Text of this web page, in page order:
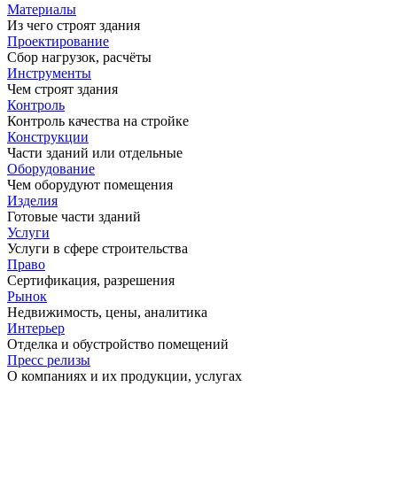
Материалы
Из чего строят здания
Проектирование
Сбор нагрузок, расчёты
Инструменты
Чем строят здания
Контроль
Контроль качества на стройке
Конструкции
Части зданий или отдельные
Оборудование
Чем оборудуют помещения
Изделия
Готовые части зданий
Услуги
Услуги в сфере строительства
Право
Сертификация, разрешения
Рынок
Недвижимость, цены, аналитика
Интерьер
Отделка и обустройство помещений
Пресс релизы
О компаниях и их продукции, услугах